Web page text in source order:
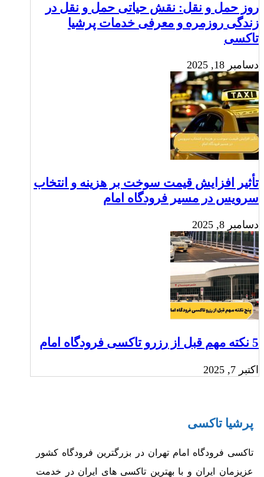
روز حمل و نقل: نقش حیاتی حمل و نقل در
زندگی روزمره و معرفی خدمات پرشیا
تاکسی
دسامبر 18, 2025
تأثیر افزایش قیمت سوخت بر هزینه و انتخاب
سرویس در مسیر فرودگاه امام
دسامبر 8, 2025
5 نکته مهم قبل از رزرو تاکسی فرودگاه امام‎
اکتبر 7, 2025
پرشیا تاکسی
تاکسی فرودگاه امام تهران در بزرگترین فرودگاه کشور
عزیزمان ایران و با بهترین تاکسی های ایران در خدمت